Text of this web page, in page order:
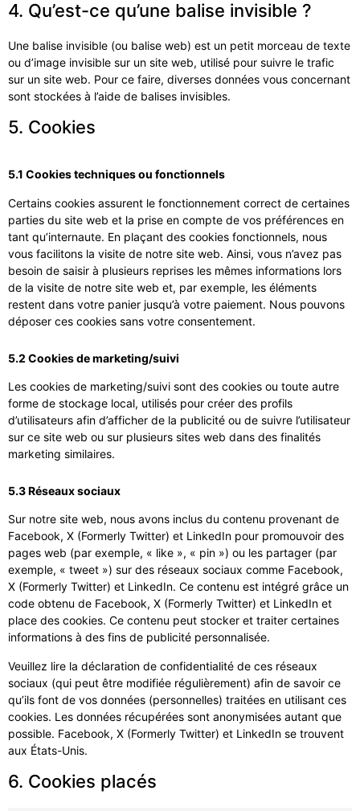
4. Qu’est-ce qu’une balise invisible ?
Une balise invisible (ou balise web) est un petit morceau de texte
ou d’image invisible sur un site web, utilisé pour suivre le trafic
sur un site web. Pour ce faire, diverses données vous concernant
sont stockées à l’aide de balises invisibles.
5. Cookies
5.1 Cookies techniques ou fonctionnels
Certains cookies assurent le fonctionnement correct de certaines
parties du site web et la prise en compte de vos préférences en
tant qu’internaute. En plaçant des cookies fonctionnels, nous
vous facilitons la visite de notre site web. Ainsi, vous n’avez pas
besoin de saisir à plusieurs reprises les mêmes informations lors
de la visite de notre site web et, par exemple, les éléments
restent dans votre panier jusqu’à votre paiement. Nous pouvons
déposer ces cookies sans votre consentement.
5.2 Cookies de marketing/suivi
Les cookies de marketing/suivi sont des cookies ou toute autre
forme de stockage local, utilisés pour créer des profils
d’utilisateurs afin d’afficher de la publicité ou de suivre l’utilisateur
sur ce site web ou sur plusieurs sites web dans des finalités
marketing similaires.
5.3 Réseaux sociaux
Sur notre site web, nous avons inclus du contenu provenant de
Facebook, X (Formerly Twitter) et LinkedIn pour promouvoir des
pages web (par exemple, « like », « pin ») ou les partager (par
exemple, « tweet ») sur des réseaux sociaux comme Facebook,
X (Formerly Twitter) et LinkedIn. Ce contenu est intégré grâce un
code obtenu de Facebook, X (Formerly Twitter) et LinkedIn et
place des cookies. Ce contenu peut stocker et traiter certaines
informations à des fins de publicité personnalisée.
Veuillez lire la déclaration de confidentialité de ces réseaux
sociaux (qui peut être modifiée régulièrement) afin de savoir ce
qu’ils font de vos données (personnelles) traitées en utilisant ces
cookies. Les données récupérées sont anonymisées autant que
possible. Facebook, X (Formerly Twitter) et LinkedIn se trouvent
aux États-Unis.
6. Cookies placés